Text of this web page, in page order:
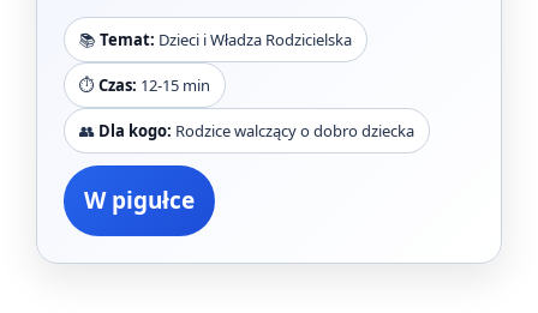
📚Temat: Dzieci i Władza Rodzicielska
⏱️ Czas: 12-15 min
👥 Dla kogo: Rodzice walczący o dobro dziecka
W pigułce